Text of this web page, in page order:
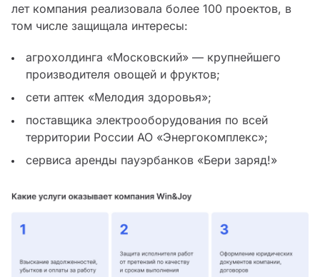
лет компания реализовала более 100 проектов, в
том числе защищала интересы:
агрохолдинга «Московский» — крупнейшего
производителя овощей и фруктов;
сети аптек «Мелодия здоровья»;
поставщика электрооборудования по всей
территории России АО «Энергокомплекс»;
сервиса аренды пауэрбанков «Бери заряд!»